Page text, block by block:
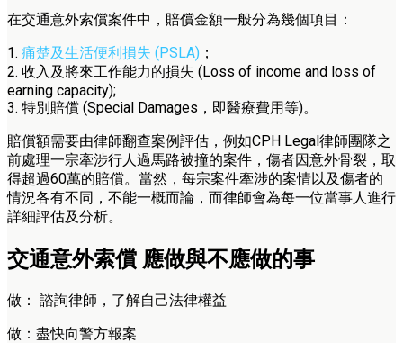
在交通意外索償案件中，賠償金額一般分為幾個項目：
1. 痛楚及生活便利損失 (PSLA) ；
2. 收入及將來工作能力的損失 (Loss of income and loss of
earning capacity);
3. 特別賠償 (Special Damages，即醫療費用等)。
賠償額需要由律師翻查案例評估，例如CPH Legal律師團隊之
前處理一宗牽涉行人過馬路被撞的案件，傷者因意外骨裂，取
得超過60萬的賠償。當然，每宗案件牽涉的案情以及傷者的
情況各有不同，不能一概而論，而律師會為每一位當事人進行
詳細評估及分析。
交通意外索償 應做與不應做的事
做： 諮詢律師，了解自己法律權益
做：盡快向警方報案